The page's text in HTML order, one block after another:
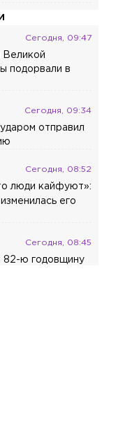
Сегодня, 09:47
Великой
подорвали в
Сегодня, 09:34
отправил
Сегодня, 08:52
люди кайфуют»:
его
Сегодня, 08:45
82-ю годовщину